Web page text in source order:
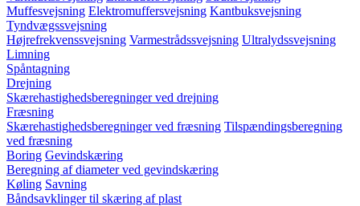
Muffesvejsning Elektromuffersvejsning Kantbuksvejsning
Tyndvægssvejsning
Højrefrekvenssvejsning Varmestrådssvejsning Ultralydssvejsning
Limning
Spåntagning
Drejning
Skærehastighedsberegninger ved drejning
Fræsning
Skærehastighedsberegninger ved fræsning Tilspændingsberegning
ved fræsning
Boring Gevindskæring
Beregning af diameter ved gevindskæring
Køling Savning
Båndsavklinger til skæring af plast